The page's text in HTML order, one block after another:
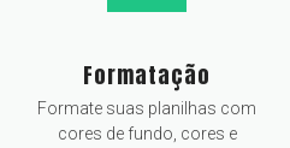
Formatação
Formate suas planilhas com
cores de fundo, cores e